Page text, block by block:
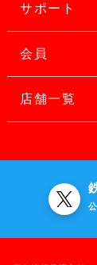
サポート
会員
店舗一覧